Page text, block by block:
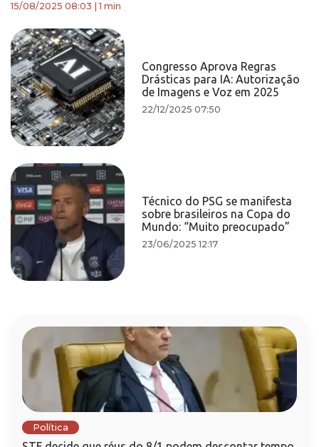
15/08/2025 08:03 |1 min
Congresso Aprova Regras
Drásticas para IA: Autorização
de Imagens e Voz em 2025
22/12/2025 07:50
Técnico do PSG se manifesta
sobre brasileiros na Copa do
Mundo: “Muito preocupado”
23/06/2025 12:17
Política